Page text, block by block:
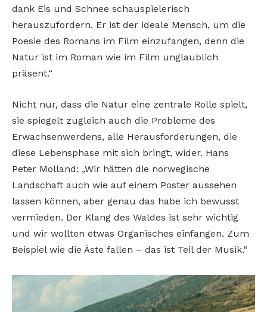
dank Eis und Schnee schauspielerisch
herauszufordern. Er ist der ideale Mensch, um die
Poesie des Romans im Film einzufangen, denn die
Natur ist im Roman wie im Film unglaublich
präsent.“
Nicht nur, dass die Natur eine zentrale Rolle spielt,
sie spiegelt zugleich auch die Probleme des
Erwachsenwerdens, alle Herausforderungen, die
diese Lebensphase mit sich bringt, wider. Hans
Peter Molland: „Wir hätten die norwegische
Landschaft auch wie auf einem Poster aussehen
lassen können, aber genau das habe ich bewusst
vermieden. Der Klang des Waldes ist sehr wichtig
und wir wollten etwas Organisches einfangen. Zum
Beispiel wie die Äste fallen – das ist Teil der Musik.“